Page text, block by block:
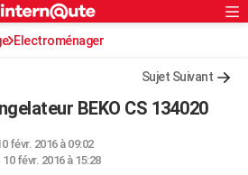
S'inscrire
Connexion
Electroménager
Sujet Suivant
BEKO CS 134020
févr. 2016 à 09:02
10 févr. 2016 à 15:28